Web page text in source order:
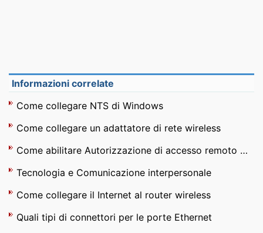
Informazioni correlate
Come collegare NTS di Windows
Come collegare un adattatore di rete wireless
Come abilitare Autorizzazione di accesso remoto per l'account utente
Tecnologia e Comunicazione interpersonale
Come collegare il Internet al router wireless
Quali tipi di connettori per le porte Ethernet